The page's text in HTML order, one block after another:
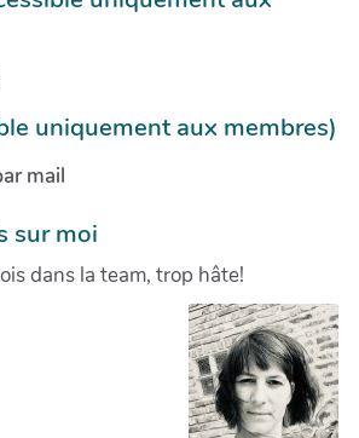
uniquement aux membres)
mail
sur moi
dans la team, trop hâte!